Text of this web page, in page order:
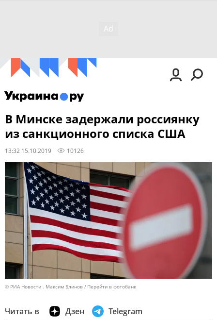
В Минске задержали россиянку
из санкционного списка США
13:32 15.10.2019 10126
© РИА Новости . Максим Блинов Перейти в фотобанк
Читать в Дзен Telegram